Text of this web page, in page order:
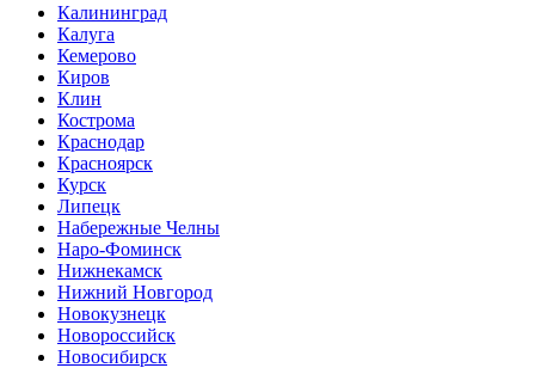
Калининград
Калуга
Кемерово
Киров
Клин
Кострома
Краснодар
Красноярск
Курск
Липецк
Набережные Челны
Наро-Фоминск
Нижнекамск
Нижний Новгород
Новокузнецк
Новороссийск
Новосибирск